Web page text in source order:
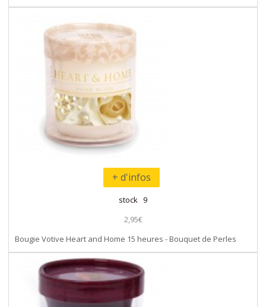
+ d'infos
stock 9
2,95€
Bougie Votive Heart and Home 15 heures - Bouquet de Perles